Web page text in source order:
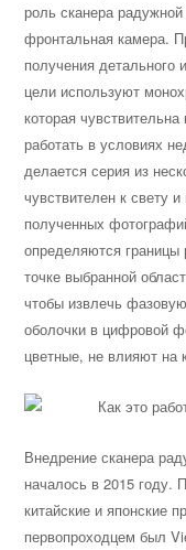
роль сканера
фронтальная камера.
получения детального
цели используют
которая
работать в условиях
делается серия из
чувствителен к свету
полученных
определяются границы
точке выбранной
чтобы извлечь
оболочки в цифровой
цветные, не влияют на
Внедрение сканера
началось в 2015 году.
китайские и японские
первопроходцем был